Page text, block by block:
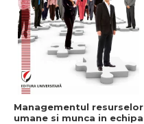
Managementul resurselor
umane si munca in echipa